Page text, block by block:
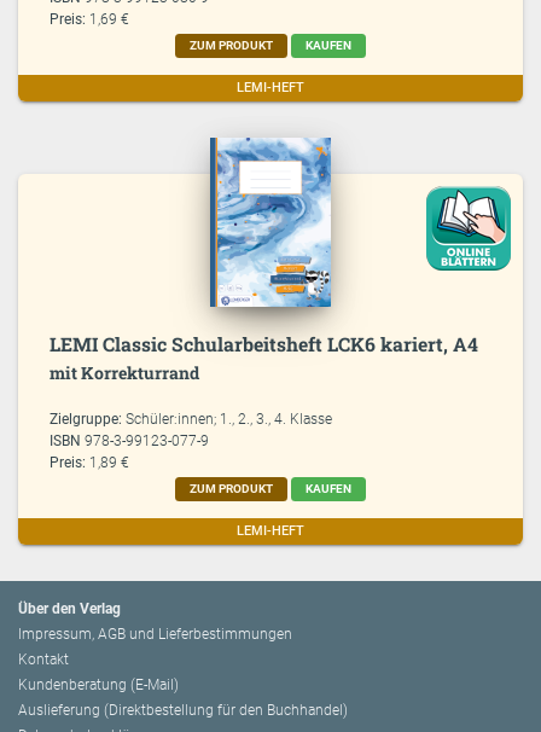
Preis: 1,69 €
ZUM PRODUKT KAUFEN
LEMI-HEFT
LEMI Classic Schularbeitsheft LCK6 kariert, A4
mit Korrekturrand
Zielgruppe:Schüler:innen; 1., 2., 3., 4. Klasse
ISBN978-3-99123-077-9
Preis: 1,89 €
ZUM PRODUKT KAUFEN
LEMI-HEFT
Über den Verlag
Impressum, AGB und Lieferbestimmungen
Kontakt
Kundenberatung (E-Mail)
Auslieferung (Direktbestellung für den Buchhandel)